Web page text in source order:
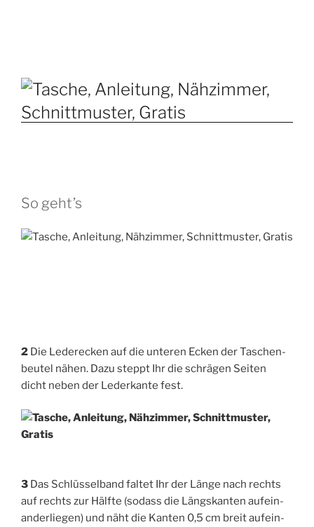
So geht’s
2 Die Leder­ecken auf die unte­ren Ecken der Taschen­
beu­tel nähen. Dazu steppt Ihr die schrä­gen Sei­ten
dicht neben der Leder­kan­te fest.
3 Das Schlüs­sel­band fal­tet Ihr der Län­ge nach rechts
auf rechts zur Hälf­te (sodass die Längs­kan­ten auf­ein­
an­der­lie­gen) und näht die Kan­ten 0,5 cm breit auf­ein­